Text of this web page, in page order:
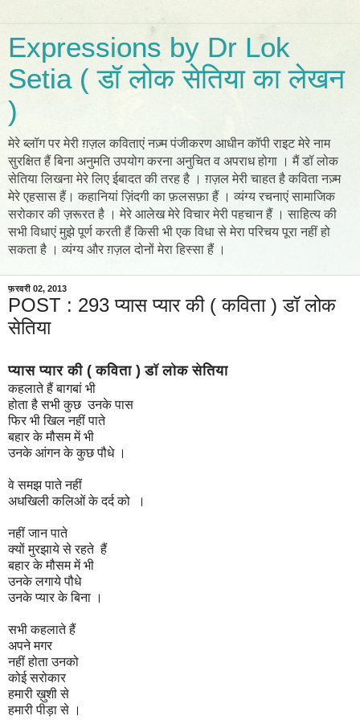
Expressions by Dr Lok
Setia ( डॉ लोक सेतिया का लेखन
)
मेरे ब्लॉग पर मेरी ग़ज़ल कविताएं नज़्म पंजीकरण आधीन कॉपी राइट मेरे नाम
सुरक्षित हैं बिना अनुमति उपयोग करना अनुचित व अपराध होगा । मैं डॉ लोक
सेतिया लिखना मेरे लिए ईबादत की तरह है । ग़ज़ल मेरी चाहत है कविता नज़्म
मेरे एहसास हैं। कहानियां ज़िंदगी का फ़लसफ़ा हैं । व्यंग्य रचनाएं सामाजिक
सरोकार की ज़रूरत है । मेरे आलेख मेरे विचार मेरी पहचान हैं । साहित्य की
सभी विधाएं मुझे पूर्ण करती हैं किसी भी एक विधा से मेरा परिचय पूरा नहीं हो
सकता है । व्यंग्य और ग़ज़ल दोनों मेरा हिस्सा हैं ।
फ़रवरी 02, 2013
POST : 293 प्यास प्यार की ( कविता ) डॉ लोक
सेतिया
प्यास प्यार की ( कविता ) डॉ लोक सेतिया
कहलाते हैं बागबां भी
होता है सभी कुछ उनके पास
फिर भी खिल नहीं पाते
बहार के मौसम में भी
उनके आंगन के कुछ पौधे ।
वे समझ पाते नहीं
अधखिली कलिओं के दर्द को ।
नहीं जान पाते
क्यों मुरझाये से रहते हैं
बहार के मौसम में भी
उनके लगाये पौधे
उनके प्यार के बिना ।
सभी कहलाते हैं
अपने मगर
नहीं होता उनको
कोई सरोकार
हमारी ख़ुशी से
हमारी पीड़ा से ।